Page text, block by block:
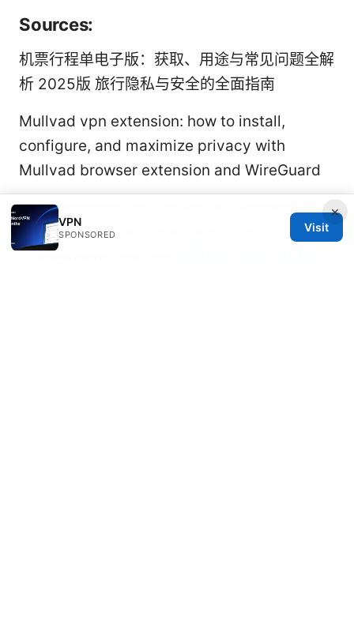
Sources:
机票行程单电子版：获取、用途与常见问题全解
析 2025版 旅行隐私与安全的全面指南
Mullvad vpn extension: how to install,
configure, and maximize privacy with
Mullvad browser extension and WireGuard
Which browser has vpn built-in and how to
use it safely in 2025: best options,
comparisons, and tips
×
VPN
SPONSORED
Visit